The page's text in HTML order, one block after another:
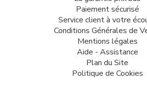
Paiement sécurisé
Service client à votre
Conditions Générales de
Mentions légales
Aide - Assistance
Plan du Site
Politique de Cookies